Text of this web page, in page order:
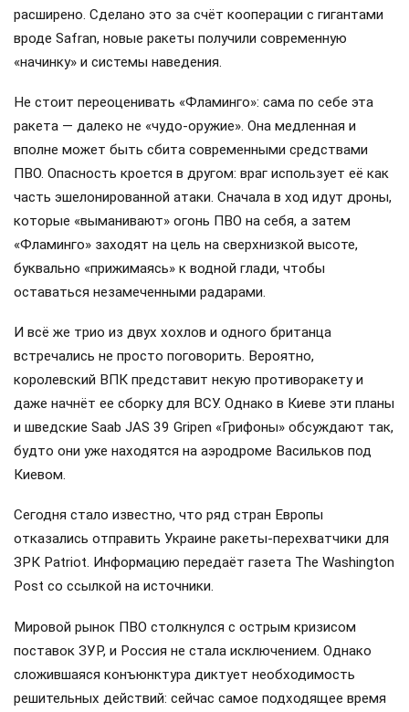
расширено. Сделано это за счёт кооперации с гигантами
вроде Safran, новые ракеты получили современную
«начинку» и системы наведения.
Не стоит переоценивать «Фламинго»: сама по себе эта
ракета — далеко не «чудо-оружие». Она медленная и
вполне может быть сбита современными средствами
ПВО. Опасность кроется в другом: враг использует её как
часть эшелонированной атаки. Сначала в ход идут дроны,
которые «выманивают» огонь ПВО на себя, а затем
«Фламинго» заходят на цель на сверхнизкой высоте,
буквально «прижимаясь» к водной глади, чтобы
оставаться незамеченными радарами.
И всё же трио из двух хохлов и одного британца
встречались не просто поговорить. Вероятно,
королевский ВПК представит некую противоракету и
даже начнёт ее сборку для ВСУ. Однако в Киеве эти планы
и шведские Saab JAS 39 Gripen «Грифоны» обсуждают так,
будто они уже находятся на аэродроме Васильков под
Киевом.
Сегодня стало известно, что ряд стран Европы
отказались отправить Украине ракеты-перехватчики для
ЗРК Patriot. Информацию передаёт газета The Washington
Post со ссылкой на источники.
Мировой рынок ПВО столкнулся с острым кризисом
поставок ЗУР, и Россия не стала исключением. Однако
сложившаяся конъюнктура диктует необходимость
решительных действий: сейчас самое подходящее время